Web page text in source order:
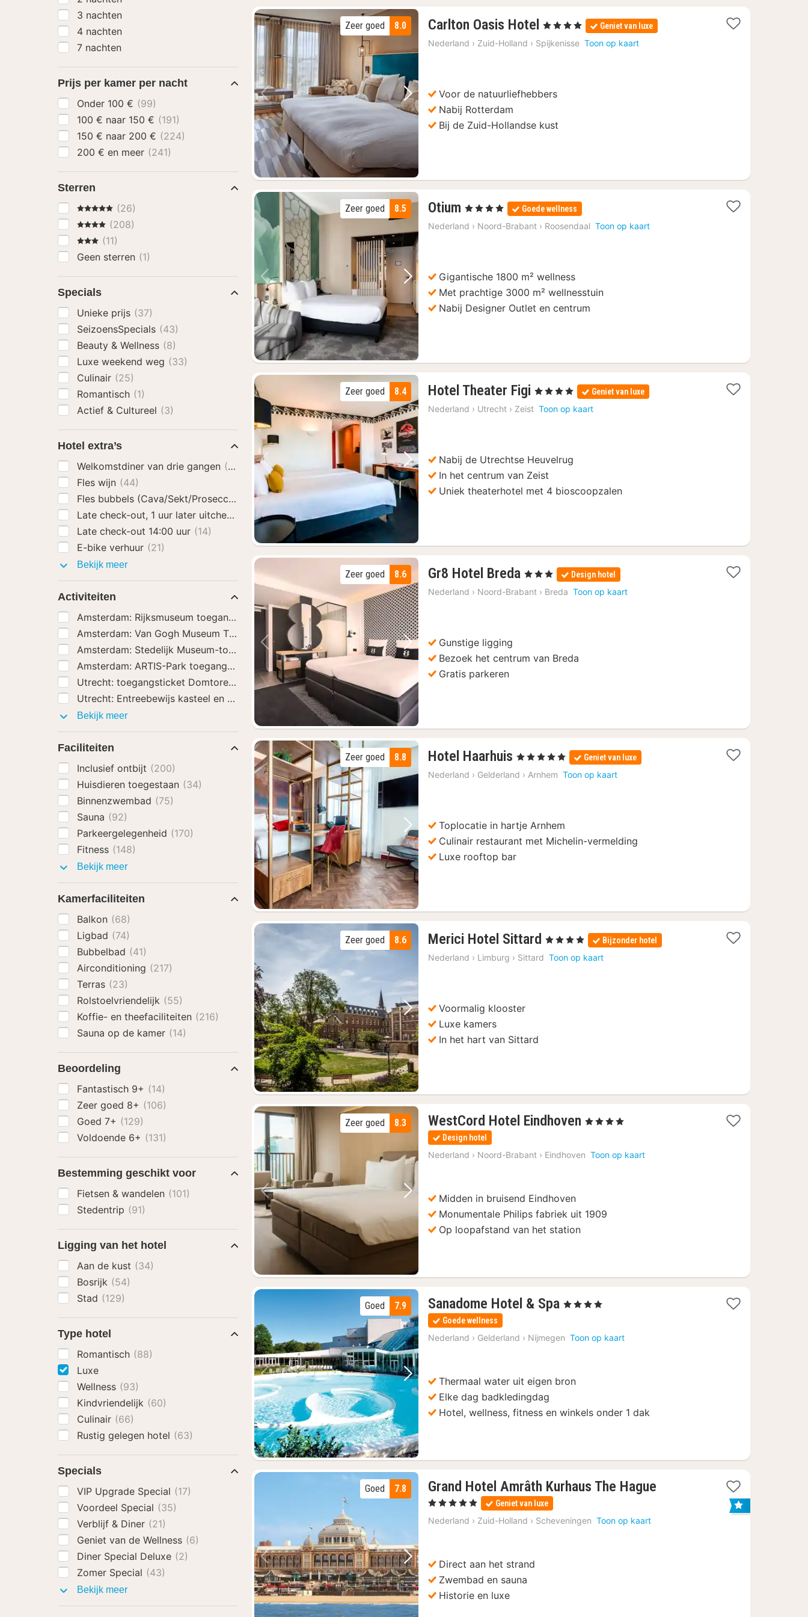
Vorige foto Volgende foto
8.0
Zeer goed Carlton Oasis Hotel 1
nacht
vanaf
, 4 Sterren Geniet van luxe
Nederland › Zuid-Holland › Spijkenisse Toon op kaart
Voor de natuurliefhebbers
Nabij Rotterdam
Bij de Zuid-Hollandse kust
Vorige foto Volgende foto
8.5
Zeer goed Otium 1
nacht
vanaf
, 4 Sterren Goede wellness
Nederland › Noord-Brabant › Roosendaal Toon op kaart
Gigantische 1800 m² wellness
Met prachtige 3000 m² wellnesstuin
Nabij Designer Outlet en centrum
Vorige foto Volgende foto
8.4
Zeer goed Hotel Theater Figi 1
nacht
vanaf
, 4 Sterren Geniet van luxe
Nederland › Utrecht › Zeist Toon op kaart
Nabij de Utrechtse Heuvelrug
In het centrum van Zeist
Uniek theaterhotel met 4 bioscoopzalen
Vorige foto Volgende foto
8.6
Zeer goed Gr8 Hotel Breda 1
nacht
vanaf
, 3 Sterren Design hotel
Nederland › Noord-Brabant › Breda Toon op kaart
Gunstige ligging
Bezoek het centrum van Breda
Gratis parkeren
Vorige foto Volgende foto
8.8
Zeer goed Hotel Haarhuis 1
nacht
vanaf
, 5 Sterren Geniet van luxe
Nederland › Gelderland › Arnhem Toon op kaart
Toplocatie in hartje Arnhem
Culinair restaurant met Michelin-vermelding
Luxe rooftop bar
Vorige foto Volgende foto
8.6
Zeer goed Merici Hotel Sittard 1
nacht
vanaf
, 4 Sterren Bijzonder hotel
Nederland › Limburg › Sittard Toon op kaart
Voormalig klooster
Luxe kamers
In het hart van Sittard
Vorige foto Volgende foto
8.3
Zeer goed WestCord Hotel Eindhoven 1
vanaf
109,62
, 4 Sterren
Design hotel
Nederland › Noord-Brabant › Eindhoven Toon op kaart
Midden in bruisend Eindhoven
Monumentale Philips fabriek uit 1909
Op loopafstand van het station
Vorige foto Volgende foto
7.9
Goed Sanadome Hotel & Spa 1
vanaf
164
, 4 Sterren
Goede wellness
Nederland › Gelderland › Nijmegen Toon op kaart
Thermaal water uit eigen bron
Elke dag badkledingdag
Hotel, wellness, fitness en winkels onder 1 dak
Vorige foto Volgende foto
7.8
Goed Grand Hotel Amrâth Kurhaus The Hague
, 5 Sterren Geniet van luxe
Nederland › Zuid-Holland › Scheveningen Toon op kaart
Direct aan het strand
Zwembad en sauna
Historie en luxe
3 nachten
4 nachten
7 nachten
Prijs per kamer per nacht
Onder 100 € (99)
100 € naar 150 € (191)
150 € naar 200 € (224)
200 € en meer (241)
Sterren
5 Sterren(26)
4 Sterren(208)
3 Sterren
(11)
Geen sterren (1)
Specials
Unieke prijs (37)
SeizoensSpecials (43)
Beauty & Wellness (8)
Luxe weekend weg (33)
Culinair (25)
Romantisch (1)
Actief & Cultureel (3)
Hotel extra’s
Welkomstdiner van drie gangen (26)
Fles wijn (44)
Fles bubbels (Cava/Sekt/Prosecco)
(48)
Late check-out, 1 uur later uitchecken
(39)
Late check-out 14:00 uur (14)
E-bike verhuur (21)
Bekijk meerHotel
Activiteiten
Amsterdam: Rijksmuseum toegangsbewijs
(57)
Amsterdam: Van Gogh Museum Ticket
(57)
Amsterdam: Stedelijk Museum-toegangsticket(57)
Amsterdam: ARTIS-Park toegangsbewijs (57)
Utrecht: toegangsticket Domtoren en rondleiding(8)
Utrecht: Entreebewijs kasteel en park De Haar
(8)
Bekijk meerActiviteiten
Faciliteiten
Inclusief ontbijt (200)
Huisdieren toegestaan (34)
Binnenzwembad (75)
Sauna (92)
Parkeergelegenheid (170)
Fitness (148)
Bekijk meerFaciliteiten
Kamerfaciliteiten
Balkon (68)
Ligbad (74)
Bubbelbad (41)
Airconditioning (217)
Terras (23)
Rolstoelvriendelijk (55)
Koffie- en theefaciliteiten (216)
Sauna op de kamer (14)
Beoordeling
Fantastisch 9+ (14)
Zeer goed 8+ (106)
Goed 7+ (129)
Voldoende 6+ (131)
Bestemming geschikt voor
Fietsen & wandelen (101)
Stedentrip (91)
Ligging van het hotel
Aan de kust (34)
Bosrijk (54)
Stad (129)
Type hotel
Romantisch (88)
Luxe
Wellness (93)
Kindvriendelijk (60)
Culinair (66)
Rustig gelegen hotel (63)
Specials
VIP Upgrade Special (17)
Voordeel Special (35)
Verblijf & Diner (21)
Geniet van de Wellness (6)
Diner Special Deluxe (2)
Zomer Special (43)
Bekijk meerSpecials